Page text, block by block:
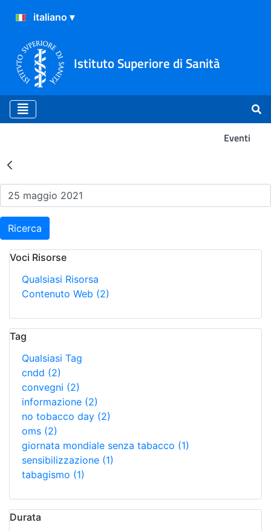
Istituto Superiore di Sanità
Eventi
Risultati della Ricerca -
Ricerca
Voci Risorse
Qualsiasi Risorsa
Contenuto Web (2)
Tag
Qualsiasi Tag
cndd (2)
convegni (2)
informazione (2)
no tobacco day (2)
oms (2)
giornata mondiale senza tabacco (1)
sensibilizzazione (1)
tabagismo (1)
Durata